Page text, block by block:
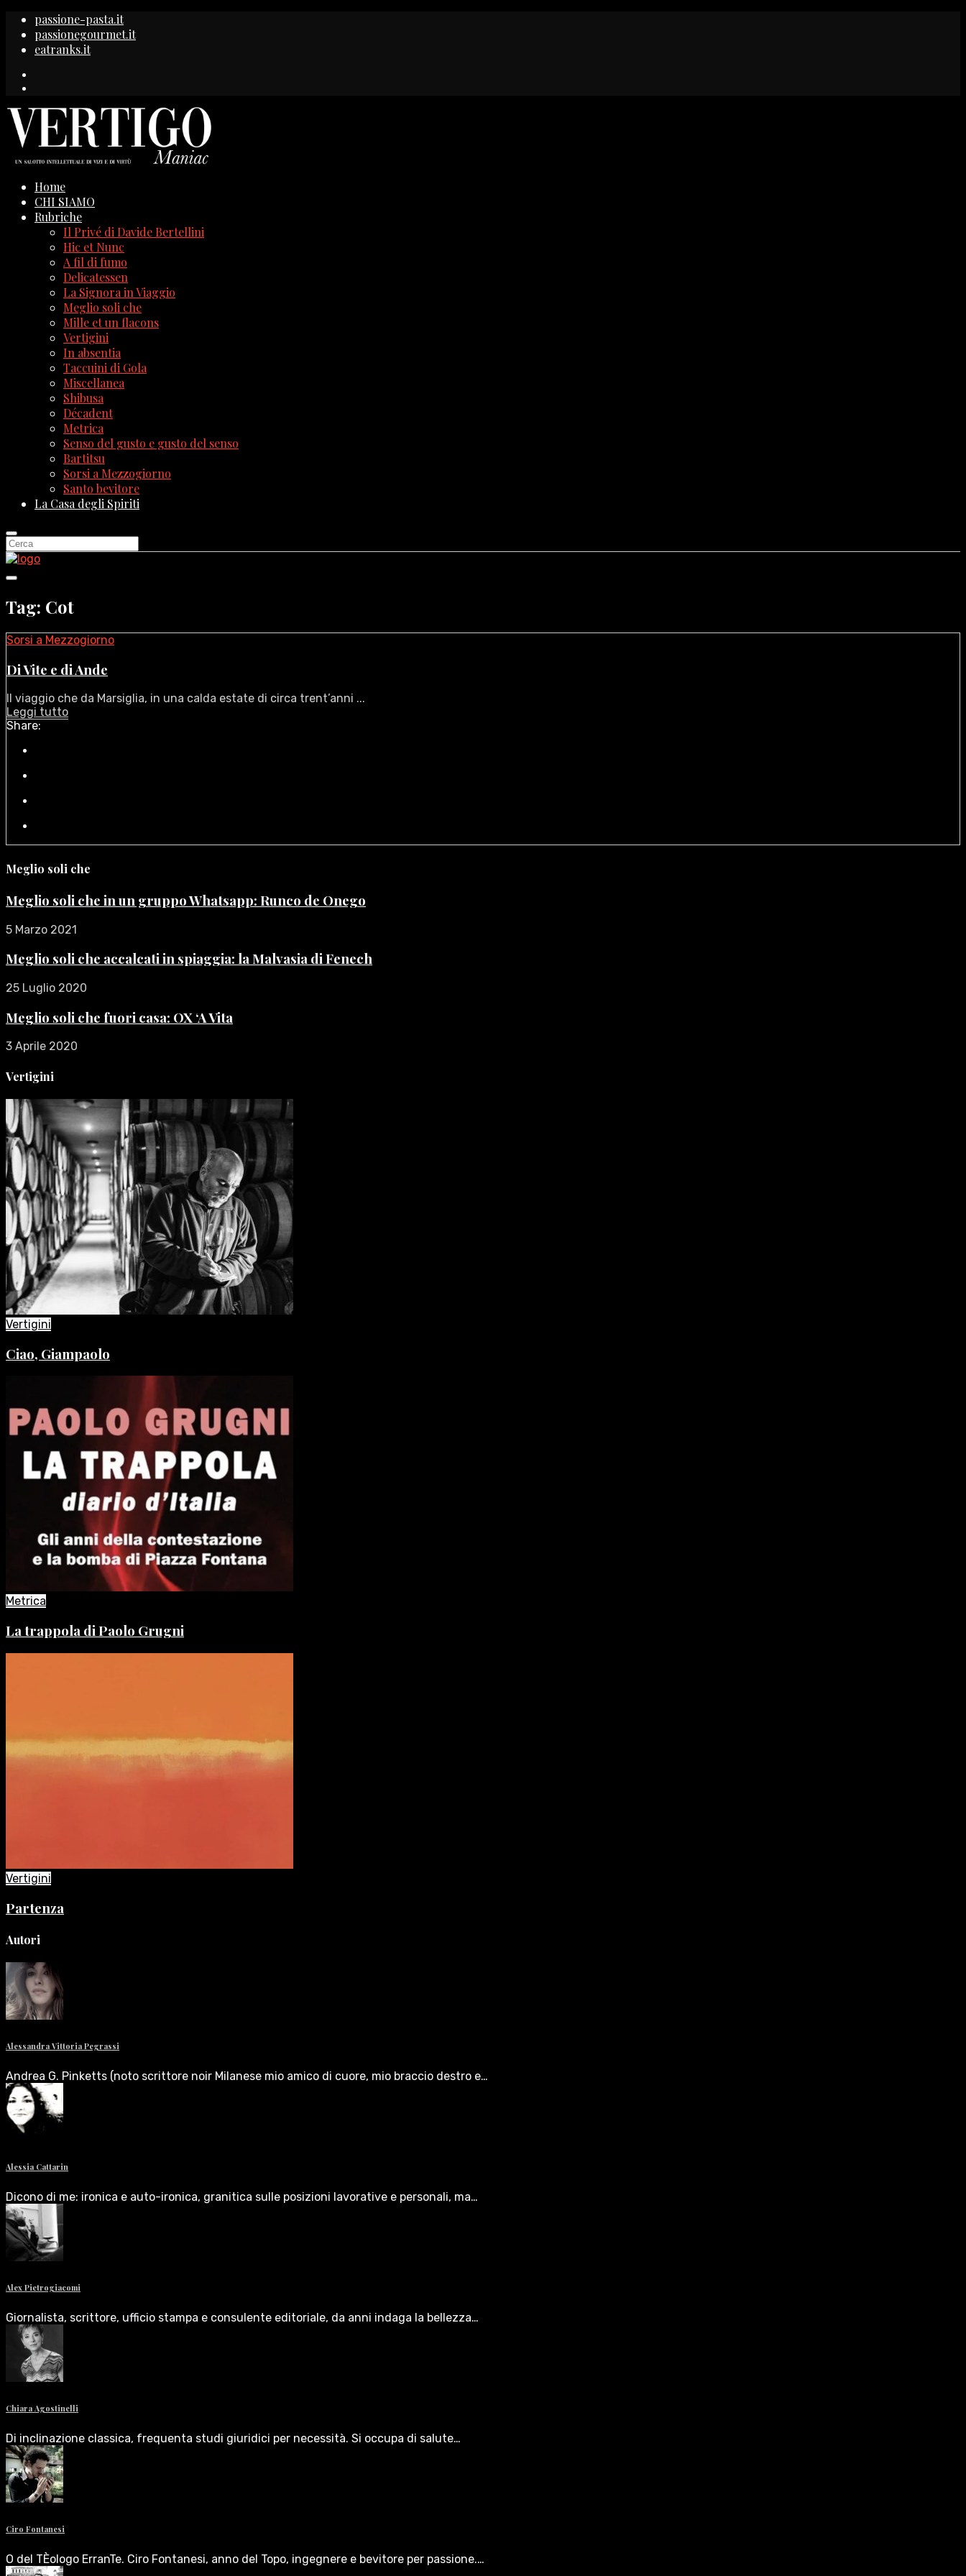
passione-pasta.it
passionegourmet.it
eatranks.it
Home
CHI SIAMO
Rubriche
Il Privé di Davide Bertellini
Hic et Nunc
A fil di fumo
Delicatessen
La Signora in Viaggio
Meglio soli che
Mille et un flacons
Vertigini
In absentia
Taccuini di Gola
Miscellanea
Shibusa
Décadent
Metrica
Senso del gusto e gusto del senso
Bartitsu
Sorsi a Mezzogiorno
Santo bevitore
La Casa degli Spiriti
Tag: Cot
Sorsi a Mezzogiorno
Di Vite e di Ande
Il viaggio che da Marsiglia, in una calda estate di circa trent’anni ...
Leggi tutto
Share:
Meglio soli che
Meglio soli che in un gruppo Whatsapp: Runco de Onego
5 Marzo 2021
Meglio soli che accalcati in spiaggia: la Malvasia di Fenech
25 Luglio 2020
Meglio soli che fuori casa: OX ‘A Vita
3 Aprile 2020
Vertigini
Vertigini
Ciao, Giampaolo
Metrica
La trappola di Paolo Grugni
Vertigini
Partenza
Autori
Alessandra Vittoria Pegrassi
Andrea G. Pinketts (noto scrittore noir Milanese mio amico di cuore, mio braccio destro e…
Alessia Cattarin
Dicono di me: ironica e auto-ironica, granitica sulle posizioni lavorative e personali, ma…
Alex Pietrogiacomi
Giornalista, scrittore, ufficio stampa e consulente editoriale, da anni indaga la bellezza…
Chiara Agostinelli
Di inclinazione classica, frequenta studi giuridici per necessità. Si occupa di salute…
Ciro Fontanesi
O del TÈologo ErranTe. Ciro Fontanesi, anno del Topo, ingegnere e bevitore per passione.…